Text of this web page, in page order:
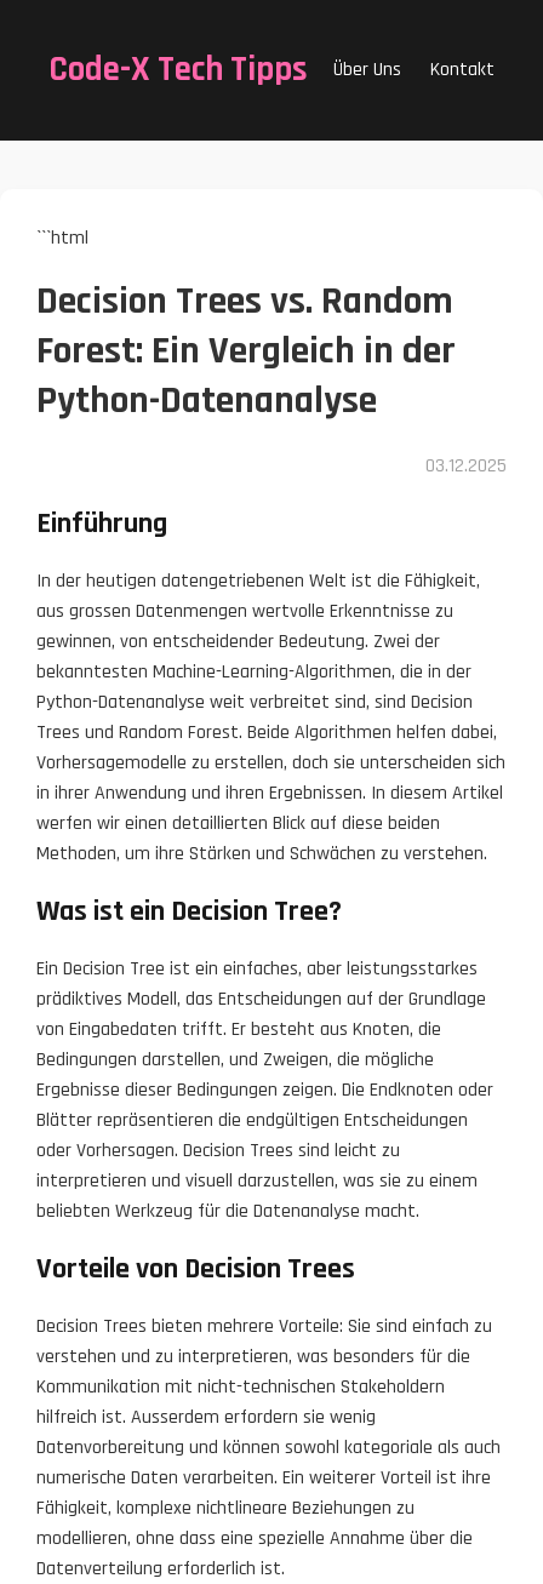
Code-X Tech Tipps Über Uns Kontakt
```html
Decision Trees vs. Random
Forest: Ein Vergleich in der
Python-Datenanalyse
03.12.2025
Einführung
In der heutigen datengetriebenen Welt ist die Fähigkeit,
aus grossen Datenmengen wertvolle Erkenntnisse zu
gewinnen, von entscheidender Bedeutung. Zwei der
bekanntesten Machine-Learning-Algorithmen, die in der
Python-Datenanalyse weit verbreitet sind, sind Decision
Trees und Random Forest. Beide Algorithmen helfen dabei,
Vorhersagemodelle zu erstellen, doch sie unterscheiden sich
in ihrer Anwendung und ihren Ergebnissen. In diesem Artikel
werfen wir einen detaillierten Blick auf diese beiden
Methoden, um ihre Stärken und Schwächen zu verstehen.
Was ist ein Decision Tree?
Ein Decision Tree ist ein einfaches, aber leistungsstarkes
prädiktives Modell, das Entscheidungen auf der Grundlage
von Eingabedaten trifft. Er besteht aus Knoten, die
Bedingungen darstellen, und Zweigen, die mögliche
Ergebnisse dieser Bedingungen zeigen. Die Endknoten oder
Blätter repräsentieren die endgültigen Entscheidungen
oder Vorhersagen. Decision Trees sind leicht zu
interpretieren und visuell darzustellen, was sie zu einem
beliebten Werkzeug für die Datenanalyse macht.
Vorteile von Decision Trees
Decision Trees bieten mehrere Vorteile: Sie sind einfach zu
verstehen und zu interpretieren, was besonders für die
Kommunikation mit nicht-technischen Stakeholdern
hilfreich ist. Ausserdem erfordern sie wenig
Datenvorbereitung und können sowohl kategoriale als auch
numerische Daten verarbeiten. Ein weiterer Vorteil ist ihre
Fähigkeit, komplexe nichtlineare Beziehungen zu
modellieren, ohne dass eine spezielle Annahme über die
Datenverteilung erforderlich ist.